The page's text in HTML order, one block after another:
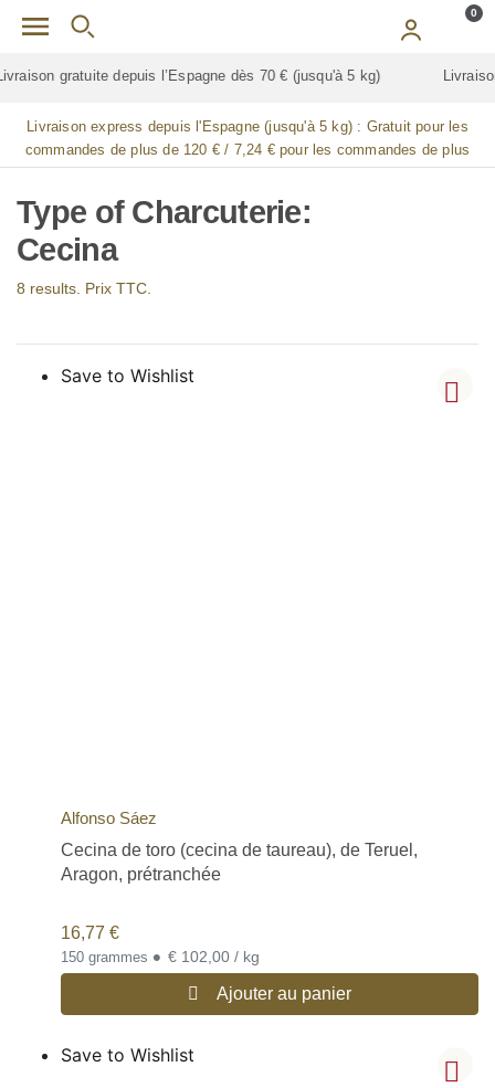
Skip to main content 0
Livraison gratuite pourTOUTESles jambes de jamón (jambon)
Livraison express depuis l'Espagne (jusqu'à 5 kg) : Gratuit pour les
commandes de plus de 120 € / 7,24 € pour les commandes de plus
de 90 € / 14,48 € pour les commandes de plus de 60 € / 21,72 € pour
les commandes de plus de 30 €
Type of Charcuterie:
Cecina
8 results. Prix TTC.
Save to Wishlist
Alfonso Sáez
Cecina de toro (cecina de taureau), de Teruel,
Aragon, prétranchée
16,77 €
150 grammes • € 102,00 / kg
Ajouter au panier
Save to Wishlist